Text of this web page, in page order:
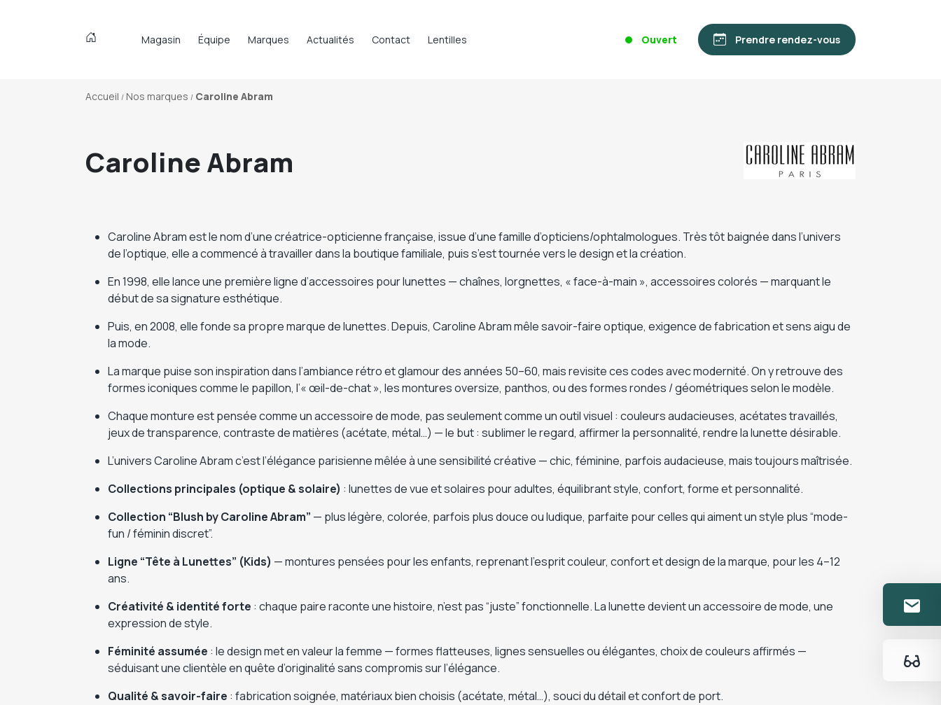
Magasin Équipe Marques Actualités Contact Lentilles Ouvert Prendre rendez-vous
Accueil Nos marques Caroline Abram
Caroline Abram
Caroline Abram est le nom d’une créatrice-opticienne française, issue d’une famille d’opticiens/ophtalmologues. Très tôt baignée dans l’univers
de l’optique, elle a commencé à travailler dans la boutique familiale, puis s’est tournée vers le design et la création.
En 1998, elle lance une première ligne d’accessoires pour lunettes — chaînes, lorgnettes, « face-à-main », accessoires colorés — marquant le
début de sa signature esthétique.
Puis, en 2008, elle fonde sa propre marque de lunettes. Depuis, Caroline Abram mêle savoir-faire optique, exigence de fabrication et sens aigu de
la mode.
La marque puise son inspiration dans l’ambiance rétro et glamour des années 50–60, mais revisite ces codes avec modernité. On y retrouve des
formes iconiques comme le papillon, l’« œil-de-chat », les montures oversize, panthos, ou des formes rondes / géométriques selon le modèle.
Chaque monture est pensée comme un accessoire de mode, pas seulement comme un outil visuel : couleurs audacieuses, acétates travaillés,
jeux de transparence, contraste de matières (acétate, métal…) — le but : sublimer le regard, affirmer la personnalité, rendre la lunette désirable.
L’univers Caroline Abram c’est l’élégance parisienne mêlée à une sensibilité créative — chic, féminine, parfois audacieuse, mais toujours maîtrisée.
Collections principales (optique & solaire) : lunettes de vue et solaires pour adultes, équilibrant style, confort, forme et personnalité.
Collection “Blush by Caroline Abram” — plus légère, colorée, parfois plus douce ou ludique, parfaite pour celles qui aiment un style plus “mode-
fun / féminin discret”.
Ligne “Tête à Lunettes” (Kids) — montures pensées pour les enfants, reprenant l’esprit couleur, confort et design de la marque, pour les 4–12
ans.
Créativité & identité forte : chaque paire raconte une histoire, n’est pas “juste” fonctionnelle. La lunette devient un accessoire de mode, une
expression de style.
Féminité assumée : le design met en valeur la femme — formes flatteuses, lignes sensuelles ou élégantes, choix de couleurs affirmés —
séduisant une clientèle en quête d’originalité sans compromis sur l’élégance.
Qualité & savoir-faire : fabrication soignée, matériaux bien choisis (acétate, métal…), souci du détail et confort de port.